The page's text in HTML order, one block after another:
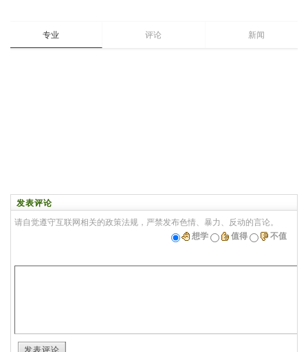
专业 评论 新闻
发表评论
请自觉遵守互联网相关的政策法规，严禁发布色情、暴力、反动的言论。
想学
值得 不值
发表评论